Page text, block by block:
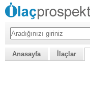
Anasayfa İlaçlar